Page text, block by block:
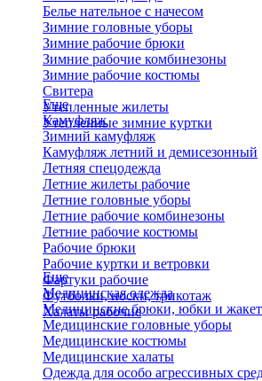
Белье нательное с начесом
Зимние головные уборы
Зимние рабочие брюки
Зимние рабочие комбинезоны
Зимние рабочие костюмы
Свитера
Утепленные жилеты
Утепленные зимние куртки
Еще
Камуфляж
Зимний камуфляж
Камуфляж летний и демисезонный
Летняя спецодежда
Летние жилеты рабочие
Летние головные уборы
Летние рабочие комбинезоны
Летние рабочие костюмы
Рабочие брюки
Рабочие куртки и ветровки
Фартуки рабочие
Футболки, носки, трикотаж
Халаты рабочие
Еще
Медицинская одежда
Медицинские брюки, юбки и
Медицинские головные уборы
Медицинские костюмы
Медицинские халаты
Одежда для особо агрессивных